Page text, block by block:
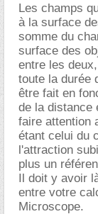
Les champs
à la surface
somme du
surface des
entre les
toute la durée
être fait en
de la distance
faire attention
étant celui du
l'attraction
plus un
Il doit y avoir
entre votre
Microscope.